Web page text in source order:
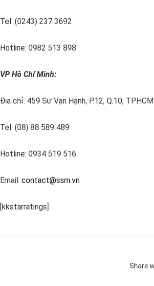
Tel: (0243) 237 3692
Hotline: 0982 513 898
VP Hồ Chí Minh:
Địa chỉ: 459 Sư Vạn Hạnh, P.12, Q.10, TPHCM
Tel: (08) 88 589 489
Hotline: 0934 519 516
Email: contact@ssm.vn
[kkstarratings]
Share